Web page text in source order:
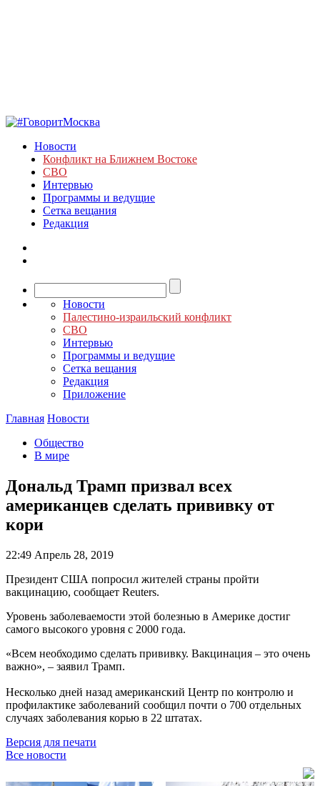
Новости
Конфликт на Ближнем Востоке
СВО
Интервью
Программы и ведущие
Сетка вещания
Редакция
Новости
Палестино-израильский конфликт
СВО
Интервью
Программы и ведущие
Сетка вещания
Редакция
Приложение
Главная Новости
Общество
В мире
Дональд Трамп призвал всех
американцев сделать прививку от
кори
22:49 Апрель 28, 2019
Президент США попросил жителей страны пройти
вакцинацию, сообщает Reuters.
Уровень заболеваемости этой болезнью в Америке достиг
самого высокого уровня с 2000 года.
«Всем необходимо сделать прививку. Вакцинация – это очень
важно», – заявил Трамп.
Несколько дней назад американский Центр по контролю и
профилактике заболеваний сообщил почти о 700 отдельных
случаях заболевания корью в 22 штатах.
Версия для печати
Все новости